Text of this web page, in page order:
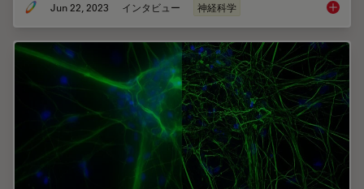
Jun 22, 2023 インタビュー 神経科学 機械受